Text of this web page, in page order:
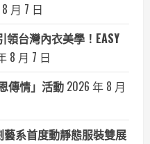
月 7 日
台灣內衣美學！EASY
8 月 7 日
傳情」活動 2026 年 8 月
系首度動靜態服裝雙展